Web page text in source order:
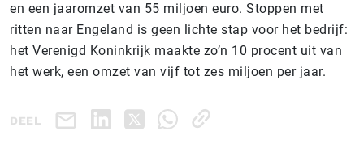
en een jaaromzet van 55 miljoen euro. Stoppen met
ritten naar Engeland is geen lichte stap voor het bedrijf:
het Verenigd Koninkrijk maakte zo’n 10 procent uit van
het werk, een omzet van vijf tot zes miljoen per jaar.
DEEL